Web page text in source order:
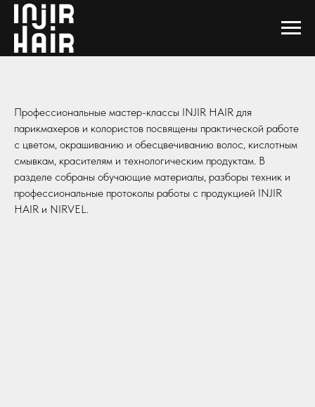
Профессиональные мастер-классы INJIR HAIR для
парикмахеров и колористов посвящены практической работе
с цветом, окрашиванию и обесцвечиванию волос, кислотным
смывкам, красителям и технологическим продуктам. В
разделе собраны обучающие материалы, разборы техник и
профессиональные протоколы работы с продукцией INJIR
HAIR и NIRVEL.